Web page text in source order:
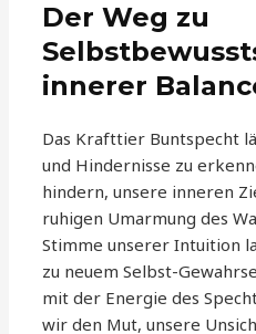
Der Weg zu
innerer
Das Krafttier Buntspecht
und Hindernisse zu
hindern, unsere inneren
ruhigen Umarmung des
Stimme unserer Intuition
zu neuem Selbst-
mit der Energie des
wir den Mut, unsere